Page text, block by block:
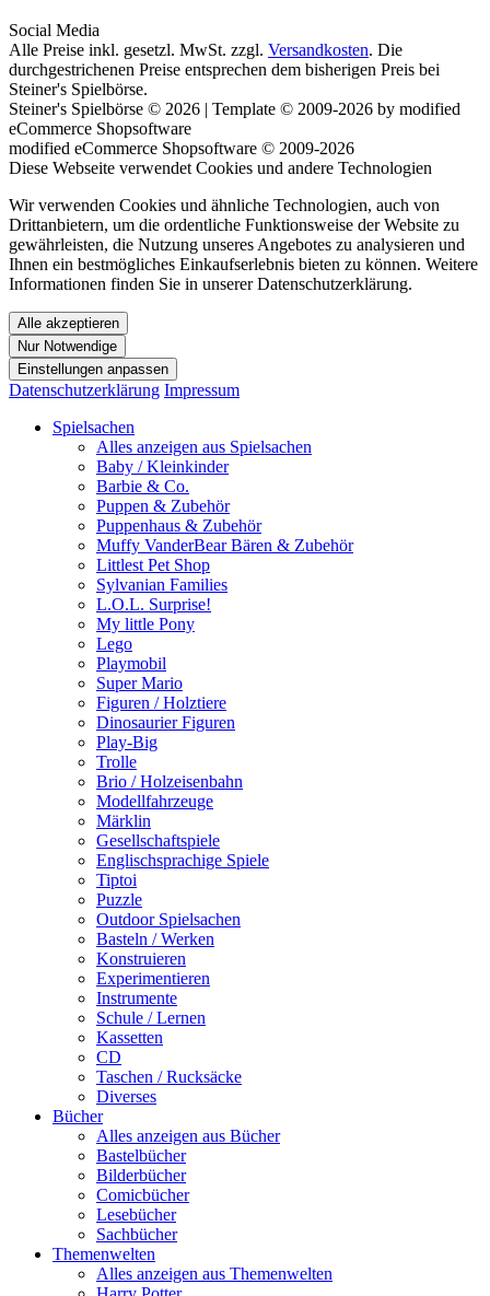
Social Media
Alle Preise inkl. gesetzl. MwSt. zzgl. Versandkosten. Die
durchgestrichenen Preise entsprechen dem bisherigen Preis bei
Steiner's Spielbörse.
Steiner's Spielbörse © 2026 | Template © 2009-2026 by modified
eCommerce Shopsoftware
modified eCommerce Shopsoftware © 2009-2026
Diese Webseite verwendet Cookies und andere Technologien
Wir verwenden Cookies und ähnliche Technologien, auch von
Drittanbietern, um die ordentliche Funktionsweise der Website zu
gewährleisten, die Nutzung unseres Angebotes zu analysieren und
Ihnen ein bestmögliches Einkaufserlebnis bieten zu können. Weitere
Informationen finden Sie in unserer Datenschutzerklärung.
Alle akzeptieren
Nur Notwendige
Einstellungen anpassen
Datenschutzerklärung Impressum
Spielsachen
Alles anzeigen aus Spielsachen
Baby / Kleinkinder
Barbie & Co.
Puppen & Zubehör
Puppenhaus & Zubehör
Muffy VanderBear Bären & Zubehör
Littlest Pet Shop
Sylvanian Families
L.O.L. Surprise!
My little Pony
Lego
Playmobil
Super Mario
Figuren / Holztiere
Dinosaurier Figuren
Play-Big
Trolle
Brio / Holzeisenbahn
Modellfahrzeuge
Märklin
Gesellschaftspiele
Englischsprachige Spiele
Tiptoi
Puzzle
Outdoor Spielsachen
Basteln / Werken
Konstruieren
Experimentieren
Instrumente
Schule / Lernen
Kassetten
CD
Taschen / Rucksäcke
Diverses
Bücher
Alles anzeigen aus Bücher
Bastelbücher
Bilderbücher
Comicbücher
Lesebücher
Sachbücher
Themenwelten
Alles anzeigen aus Themenwelten